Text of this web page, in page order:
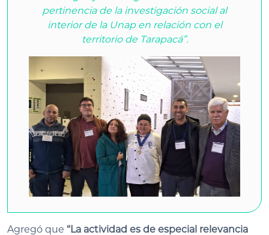
pertinencia de la investigación social al
interior de la Unap en relación con el
territorio de Tarapacá”.
Agregó que “La actividad es de especial relevancia